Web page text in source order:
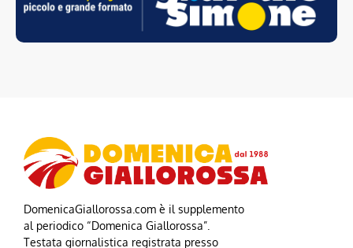
DomenicaGiallorossa.com è il supplemento
al periodico “Domenica Giallorossa”.
Testata giornalistica registrata presso